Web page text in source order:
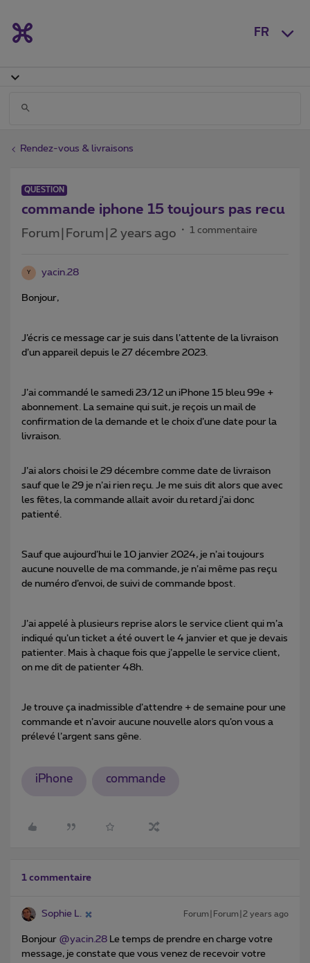
FR
Rendez-vous & livraisons
QUESTION
commande iphone 15 toujours pas recu
Forum|Forum|2 years ago 1 commentaire
Y yacin.28
Bonjour,
J’écris ce message car je suis dans l’attente de la livraison
d’un appareil depuis le 27 décembre 2023.
J’ai commandé le samedi 23/12 un iPhone 15 bleu 99e +
abonnement. La semaine qui suit, je reçois un mail de
confirmation de la demande et le choix d’une date pour la
livraison.
J’ai alors choisi le 29 décembre comme date de livraison
sauf que le 29 je n’ai rien reçu. Je me suis dit alors que avec
les fêtes, la commande allait avoir du retard j’ai donc
patienté.
Sauf que aujourd’hui le 10 janvier 2024, je n’ai toujours
aucune nouvelle de ma commande, je n’ai même pas reçu
de numéro d’envoi, de suivi de commande bpost.
J’ai appelé à plusieurs reprise alors le service client qui m’a
indiqué qu’un ticket a été ouvert le 4 janvier et que je devais
patienter. Mais à chaque fois que j’appelle le service client,
on me dit de patienter 48h.
Je trouve ça inadmissible d’attendre + de semaine pour une
commande et n’avoir aucune nouvelle alors qu’on vous a
prélevé l’argent sans gêne.
iPhone commande
1 commentaire
Sophie L. Forum|Forum|2 years ago
Bonjour @yacin.28 Le temps de prendre en charge votre
message, je constate que vous venez de recevoir votre